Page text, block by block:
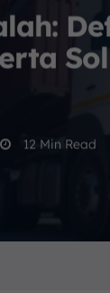
12 Min Read